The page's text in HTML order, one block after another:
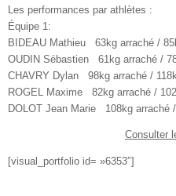
Les performances par athlètes :
Équipe 1:
BIDEAU Mathieu 63kg arraché /
OUDIN Sébastien 61kg arraché /
CHAVRY Dylan 98kg arraché /
ROGEL Maxime 82kg arraché /
DOLOT Jean Marie 108kg arraché
Consulter
[visual_portfolio id= »6353″]